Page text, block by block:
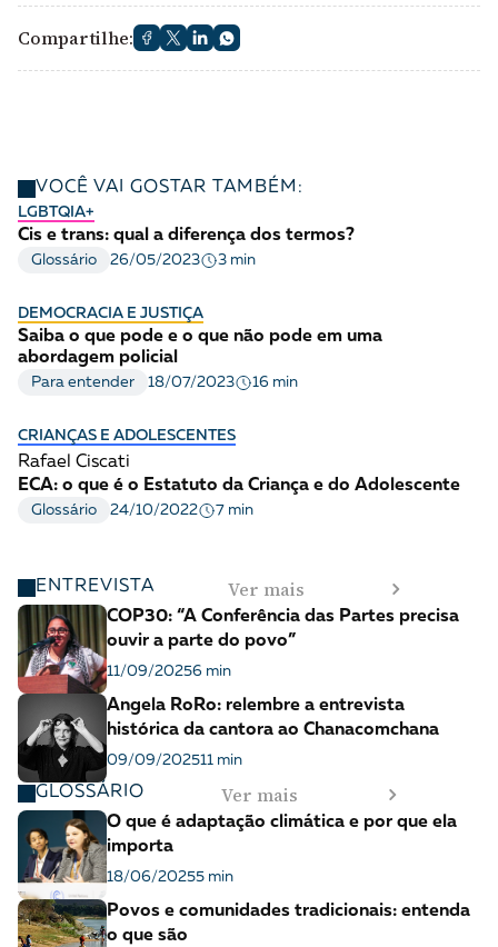
Compartilhe:
VOCÊ VAI GOSTAR TAMBÉM:
LGBTQIA+
Cis e trans: qual a diferença dos termos?
Glossário 26/05/2023 3 min
DEMOCRACIA E JUSTIÇA
Saiba o que pode e o que não pode em uma
abordagem policial
Para entender 18/07/2023 16 min
CRIANÇAS E ADOLESCENTES
Rafael Ciscati
ECA: o que é o Estatuto da Criança e do Adolescente
Glossário 24/10/2022 7 min
ENTREVISTA Ver mais
COP30: “A Conferência das Partes precisa
ouvir a parte do povo”
11/09/20256 min
Angela RoRo: relembre a entrevista
histórica da cantora ao Chanacomchana
09/09/202511 min
GLOSSÁRIO Ver mais
O que é adaptação climática e por que ela
importa
18/06/20255 min
Povos e comunidades tradicionais: entenda
o que são